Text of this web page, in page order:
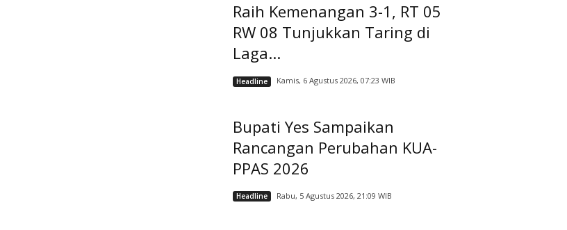
Raih Kemenangan 3-1, RT 05
RW 08 Tunjukkan Taring di
Laga...
Headline Kamis, 6 Agustus 2026, 07:23 WIB
Bupati Yes Sampaikan
Rancangan Perubahan KUA-
PPAS 2026
Headline Rabu, 5 Agustus 2026, 21:09 WIB